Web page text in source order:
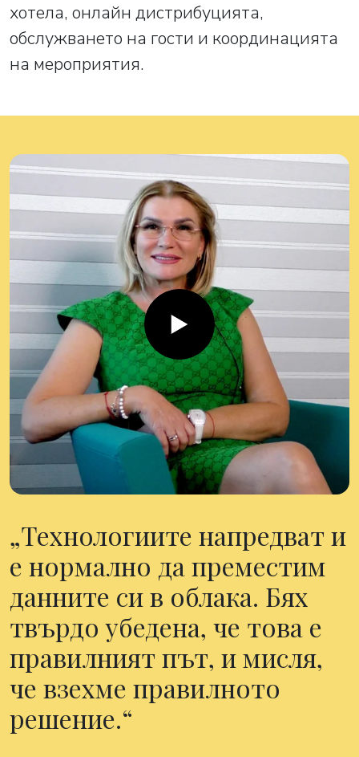
хотела, онлайн дистрибуцията,
обслужването на гости и координацията
на мероприятия.
Технологиите напредват и
е нормално да преместим
данните си в облака. Бях
твърдо убедена, че това е
правилният път, и мисля,
че взехме правилното
решение.